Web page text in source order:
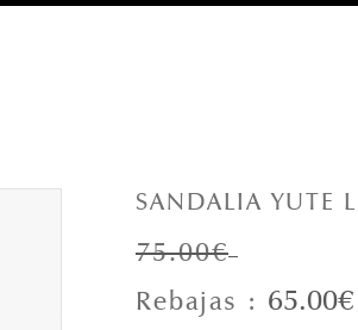
SANDALIA YUTE
75.00€
Rebajas : 65.00€